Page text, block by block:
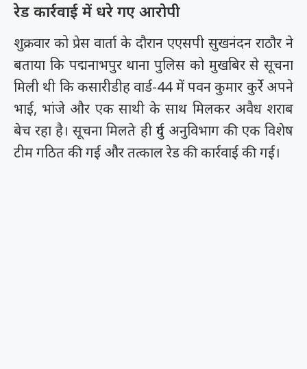
रेड कार्रवाई में धरे गए आरोपी
शुक्रवार को प्रेस वार्ता के दौरान एएसपी सुखनंदन राठौर ने
बताया कि पद्मनाभपुर थाना पुलिस को मुखबिर से सूचना
मिली थी कि कसारीडीह वार्ड-44 में पवन कुमार कुर्रे अपने
भाई, भांजे और एक साथी के साथ मिलकर अवैध शराब
बेच रहा है। सूचना मिलते ही दुर्ग अनुविभाग की एक विशेष
टीम गठित की गई और तत्काल रेड की कार्रवाई की गई।